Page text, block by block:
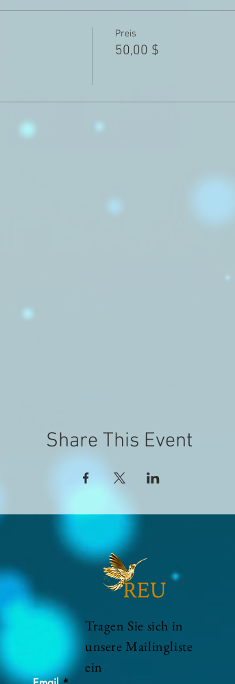
Preis
50,00 $
Share This Event
Tragen Sie sich in
unsere Mailingliste
ein